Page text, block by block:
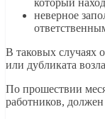
который
неверное
В таковых случаях
или дубликата
По прошествии
работников,